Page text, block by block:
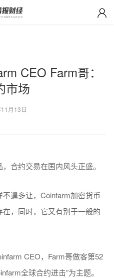
CEO Farm哥：
市场
月13日
合约交易在国内风头正盛。
遑多让，Coinfarm加密货币
，同时，它又有别于一般的
CEO，Farm哥做客第52
全球合约进击”为主题。